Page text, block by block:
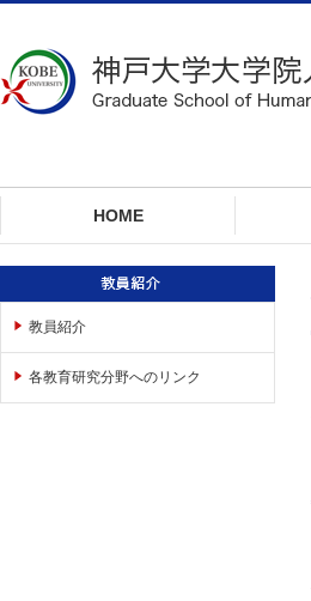
カ
ル
ー
ョ
へ
ジ
ャ
ン
プ
HOME
教員紹介
各教育研究分野へのリンク